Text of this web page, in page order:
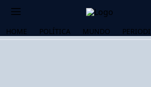
HOME POLÍTICA MUNDO